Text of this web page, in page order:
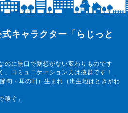
キャラクター「らじっと
のに無口で愛想がない変わりものです
、コミュニケーション力は抜群です！
句・耳の日）生まれ（出生地はときがわ
稼ぐ」